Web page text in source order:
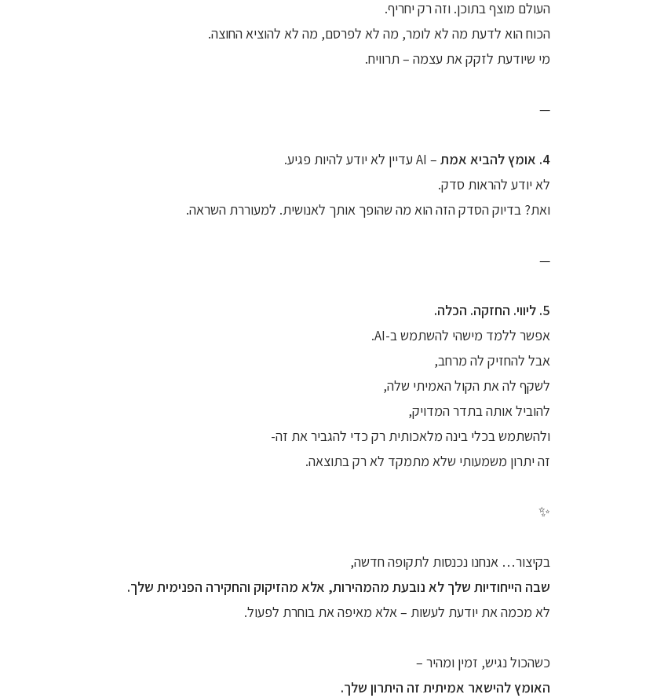
העולם מוצף בתוכן. וזה רק יחריף.
הכוח הוא לדעת מה לא לומר, מה לא לפרסם, מה לא להוציא החוצה.
מי שיודעת לזקק את עצמה – תרוויח.
—
4. אומץ להביא אמת
– AI עדיין לא יודע להיות פגיע.
לא יודע להראות סדק.
ואת? בדיוק הסדק הזה הוא מה שהופך אותך לאנושית. למעוררת השראה.
—
5. ליווי. החזקה. הכלה.
אפשר ללמד מישהי להשתמש ב-AI.
אבל להחזיק לה מרחב,
לשקף לה את הקול האמיתי שלה,
להוביל אותה בתדר המדויק,
ולהשתמש בכלי בינה מלאכותית רק כדי להגביר את זה-
זה יתרון משמעותי שלא מתמקד לא רק בתוצאה.
✨
בקיצור… אנחנו נכנסות לתקופה חדשה,
שבה הייחודיות שלך לא נובעת מהמהירות, אלא מהזיקוק והחקירה הפנימית שלך.
לא מכמה את יודעת לעשות – אלא מאיפה את בוחרת לפעול.
כשהכול נגיש, זמין ומהיר –
האומץ להישאר אמיתית זה היתרון שלך.